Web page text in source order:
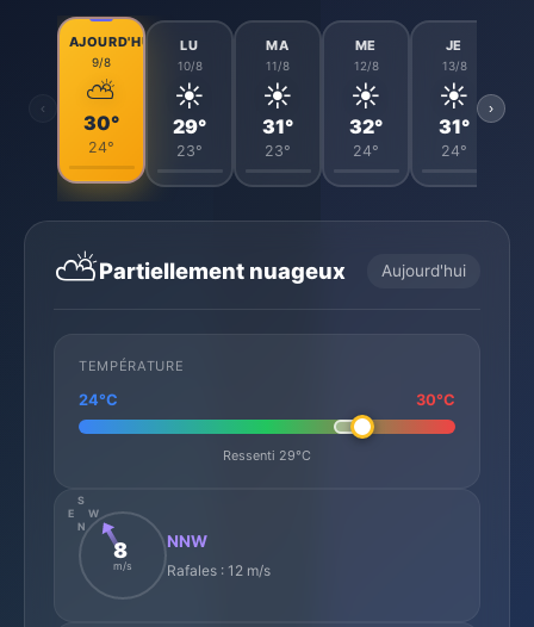
‹
AJOURD'HUI
9/8
⛅
30°
24°
LU
10/8
☀️
29°
23°
MA
11/8
☀️
31°
23°
ME
12/8
☀️
32°
24°
JE
13/8
☀️
31°
24°
›
⛅Partiellement nuageux Aujourd'hui
TEMPÉRATURE
24°C 30°C
Ressenti 29°C
N
S
E
W
8
m/s
NNW
Rafales : 12 m/s